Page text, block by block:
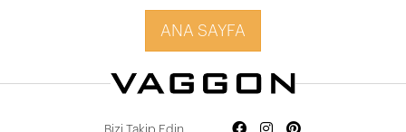
ANA SAYFA